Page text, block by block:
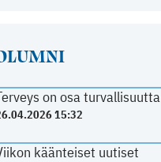
on osa turvallisuutta
15:32
käänteiset uutiset